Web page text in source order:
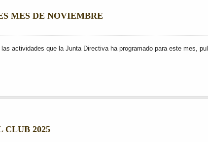
MES DE NOVIEMBRE
actividades que la Junta Directiva ha programado para este mes,
CLUB 2025